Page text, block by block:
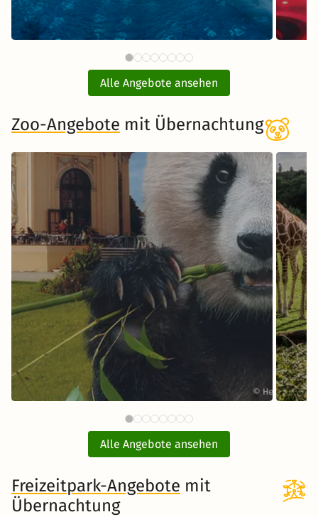
ab90 CHF
Börde Therme mit
Übernachtung
inkl. Übernachtung und Frühstück
Alle Angebote ansehen
Zoo-Angebote mit Übernachtung
ab62 CHF
Tiergarten Schönbrunn Wien
mit Hotel
inkl. Übernachtung und Frühstück
Zum Angebot
Alle Angebote ansehen
Freizeitpark-Angebote mit
Übernachtung